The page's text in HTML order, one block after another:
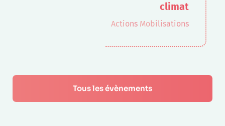
Actions Mobilisations
climat
Tous les évènements